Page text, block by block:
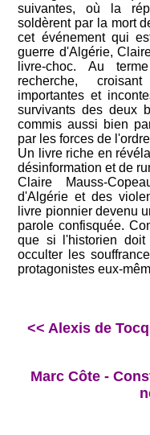
suivantes, où la
soldèrent par la mort
cet événement qui
guerre d'Algérie,
livre-choc. Au
recherche,
importantes et
survivants des deux
commis aussi bien
par les forces de
Un livre riche en
désinformation et de
Claire Mauss-
d'Algérie et des
livre pionnier devenu
parole confisquée.
que si l'historien
occulter les
protagonistes eux-
<< Alexis de
Marc Côte -